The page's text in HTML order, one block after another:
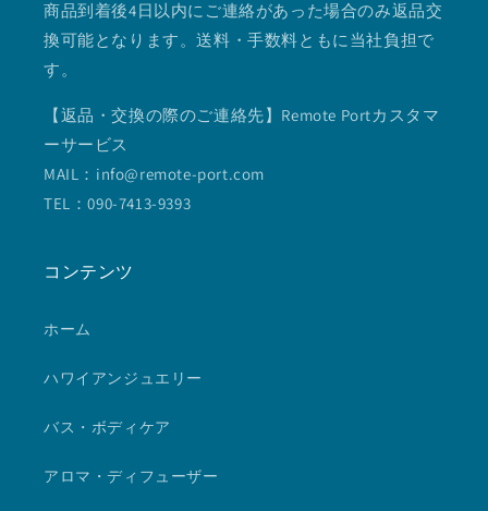
商品到着後4日以内にご連絡があった場合のみ返品交
換可能となります。送料・手数料ともに当社負担で
す。
【返品・交換の際のご連絡先】Remote Portカスタマ
ーサービス
MAIL：info@remote-port.com
TEL：090-7413-9393
コンテンツ
ホーム
ハワイアンジュエリー
バス・ボディケア
アロマ・ディフューザー